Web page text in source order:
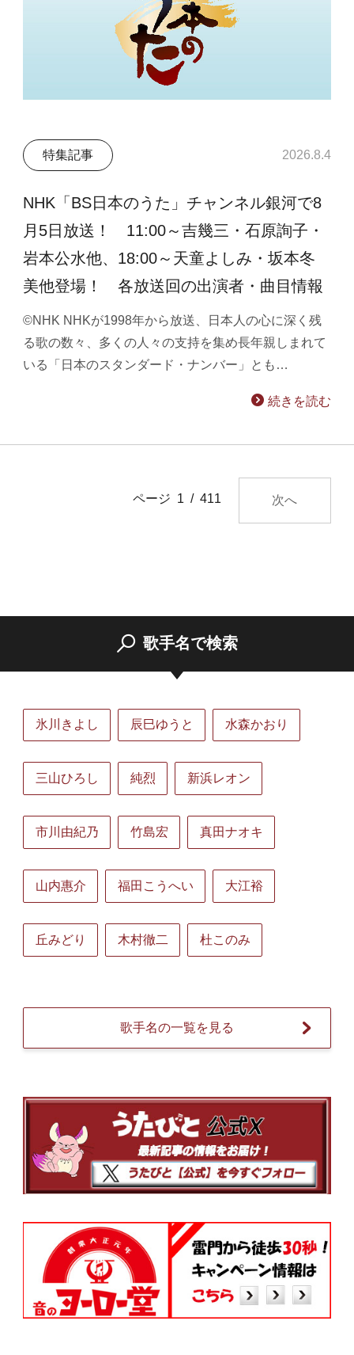
特集記事 2026.8.4
NHK「BS日本のうた」チャンネル銀河で8
月5日放送！ 11:00～吉幾三・石原詢子・
岩本公水他、18:00～天童よしみ・坂本冬
美他登場！ 各放送回の出演者・曲目情報
©NHK NHKが1998年から放送、日本人の心に深く残
る歌の数々、多くの人々の支持を集め長年親しまれて
いる「日本のスタンダード・ナンバー」とも…
続きを読む
ページ 1 / 411 次へ
歌手名で検索
氷川きよし 辰巳ゆうと 水森かおり
三山ひろし 純烈 新浜レオン
市川由紀乃 竹島宏 真田ナオキ
山内惠介 福田こうへい 大江裕
丘みどり 木村徹二 杜このみ
歌手名の一覧を見る